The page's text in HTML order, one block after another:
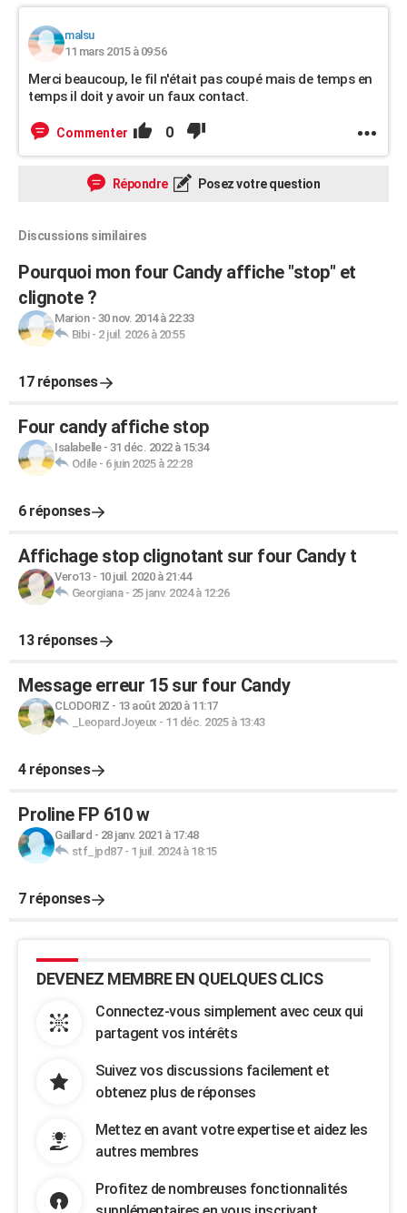
malsu
11 mars 2015 à 09:56
Merci beaucoup, le fil n'était pas coupé mais de temps en
temps il doit y avoir un faux contact.
Commenter 0
Répondre Posez votre question
Discussions similaires
Pourquoi mon four Candy affiche "stop" et
clignote ?
Marion- 30 nov. 2014 à 22:33
Bibi- 2 juil. 2026 à 20:55
17 réponses
Four candy affiche stop
Isalabelle- 31 déc. 2022 à 15:34
Odile- 6 juin 2025 à 22:28
6 réponses
Affichage stop clignotant sur four Candy t
Vero13- 10 juil. 2020 à 21:44
Georgiana- 25 janv. 2024 à 12:26
13 réponses
Message erreur 15 sur four Candy
CLODORIZ - 13 août 2020 à 11:17
_LeopardJoyeux - 11 déc. 2025 à 13:43
4 réponses
Proline FP 610 w
Gaillard - 28 janv. 2021 à 17:48
stf_jpd87- 1 juil. 2024 à 18:15
7 réponses
DEVENEZ MEMBRE EN QUELQUES CLICS
Connectez-vous simplement avec ceux qui
partagent vos intérêts
Suivez vos discussions facilement et
obtenez plus de réponses
Mettez en avant votre expertise et aidez les
autres membres
Profitez de nombreuses fonctionnalités